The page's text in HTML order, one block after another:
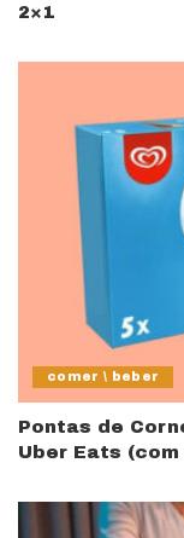
2×1
comer \ beber
Pontas de
Uber Eats (com